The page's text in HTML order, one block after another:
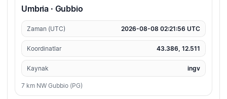
Umbria · Gubbio
Zaman (UTC) 2026-08-08 02:21:56 UTC
Koordinatlar 43.386, 12.511
Kaynak ingv
7 km NW Gubbio (PG)